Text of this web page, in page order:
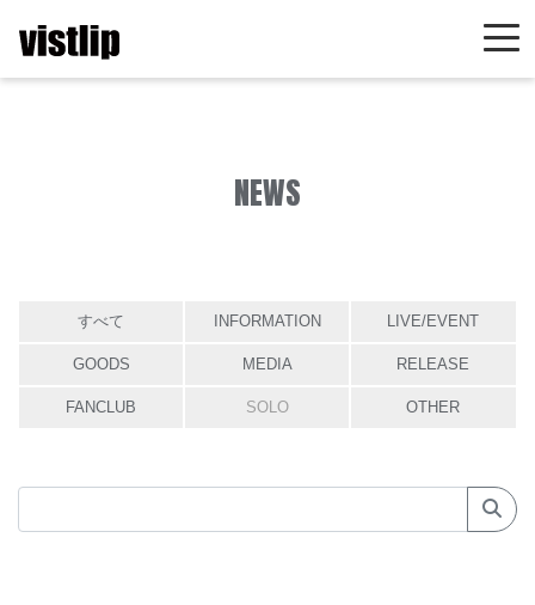
NEWS
すべて INFORMATION LIVE/EVENT
GOODS MEDIA RELEASE
FANCLUB SOLO OTHER